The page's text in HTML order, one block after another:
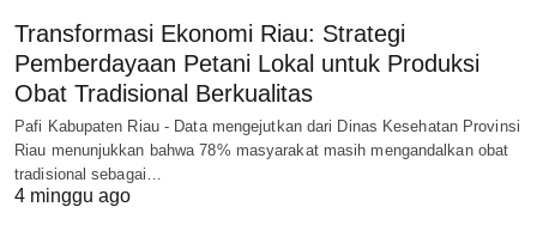
Transformasi Ekonomi Riau: Strategi
Pemberdayaan Petani Lokal untuk Produksi
Obat Tradisional Berkualitas
Pafi Kabupaten Riau - Data mengejutkan dari Dinas Kesehatan Provinsi
Riau menunjukkan bahwa 78% masyarakat masih mengandalkan obat
tradisional sebagai…
4 minggu ago